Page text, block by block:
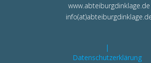
www.abteiburgdinklage.de
|
Datenschutzerklärung